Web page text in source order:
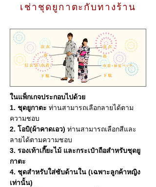
เช่าชุดยูกาตะกับทางร้าน
ในแพ็กเกจประกอบไปด้วย
1. ชุดยูกาตะ ท่านสามารถเลือกลายได้ตาม
ความชอบ
2. โอบิ(ผ้าคาดเอว) ท่านสามารถเลือกสีและ
ลายได้ตามความชอบ
3. รองเท้าเกี๊ยะไม้ และกระเป๋าถือสำหรับชุดยู
กาตะ
4. ชุดสำหรับใส่ซับด้านใน (เฉพาะลูกค้าหญิง
เท่านั้น)